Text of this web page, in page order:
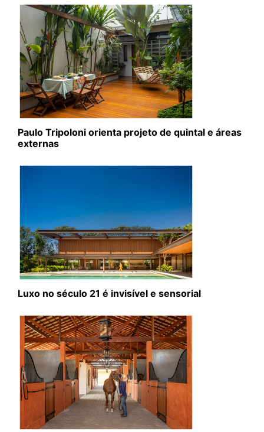
Paulo Tripoloni orienta projeto de quintal e áreas
externas
Luxo no século 21 é invisível e sensorial